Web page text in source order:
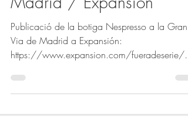
Botiga Nespresso a
Madrid / Expansión
Publicació de la botiga Nespresso a la Gran
Via de Madrid a Expansión: